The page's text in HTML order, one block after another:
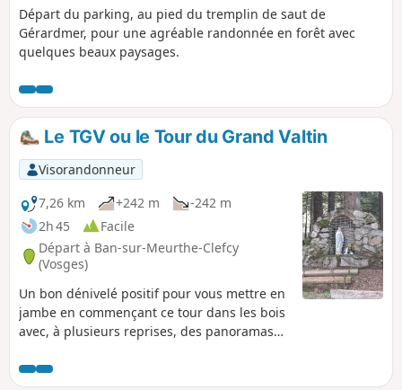
Départ du parking, au pied du tremplin de saut de
Gérardmer, pour une agréable randonnée en forêt avec
quelques beaux paysages.
Le TGV ou le Tour du Grand Valtin
Visorandonneur
7,26 km
+242 m
-242 m
2h 45
Facile
Départ à Ban-sur-Meurthe-Clefcy
(Vosges)
Un bon dénivelé positif pour vous mettre en
jambe en commençant ce tour dans les bois
avec, à plusieurs reprises, des panoramas
pour continuer à cheminer au travers du